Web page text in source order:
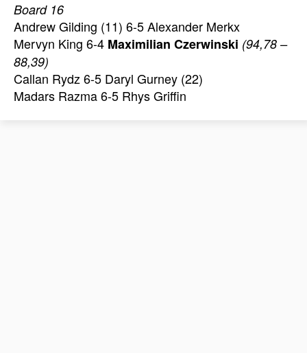
Board 16
Andrew Gilding (11) 6-5 Alexander Merkx
Mervyn King 6-4 Maximilian Czerwinski (94,78 –
88,39)
Callan Rydz 6-5 Daryl Gurney (22)
Madars Razma 6-5 Rhys Griffin